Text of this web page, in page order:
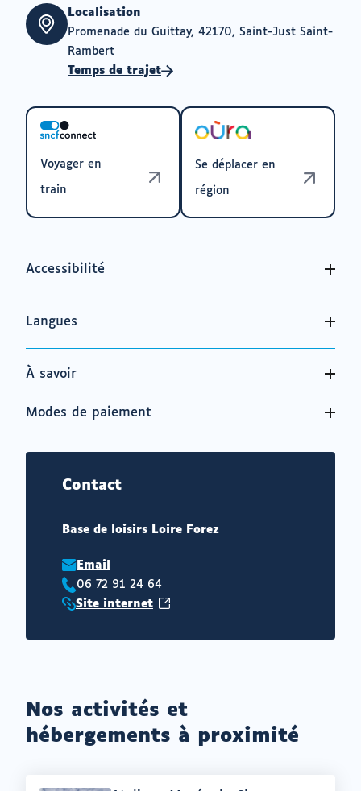
Localisation
Promenade du Guittay, 42170, Saint-Just Saint-
Rambert
Temps de trajet
Voyager en
train
Se déplacer en
région
Accessibilité
Langues
À savoir
Modes de paiement
Contact
Base de loisirs Loire Forez
Email
Téléphone
06 72 91 24 64
Site
Site internet(ouvrir
un
Nos activités et
hébergements à proximité